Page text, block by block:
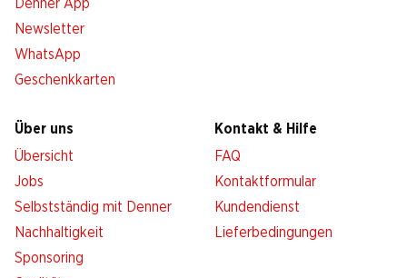
Denner App
Newsletter
WhatsApp
Geschenkkarten
Über uns
Übersicht
Jobs
Selbstständig mit Denner
Nachhaltigkeit
Sponsoring
Kontakt & Hilfe
FAQ
Kontaktformular
Kundendienst
Lieferbedingungen